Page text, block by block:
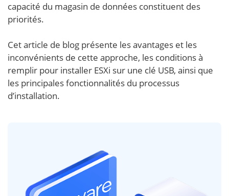
capacité du magasin de données constituent des
priorités.
Cet article de blog présente les avantages et les
inconvénients de cette approche, les conditions à
remplir pour installer ESXi sur une clé USB, ainsi que
les principales fonctionnalités du processus
d’installation.